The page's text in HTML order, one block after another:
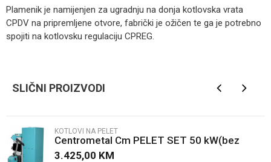
Plamenik je namijenjen za ugradnju na donja kotlovska vrata
CPDV na pripremljene otvore, fabrički je ožičen te ga je potrebno
spojiti na kotlovsku regulaciju CPREG.
Poruka
SLIČNI PROIZVODI
KOTLOVI NA PELET
Centrometal Cm PELET SET 50 kW(bez
kotla)
3.425,00 KM